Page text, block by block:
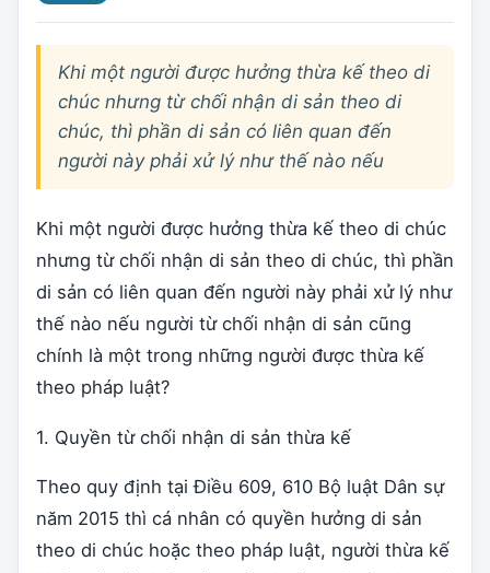
Khi một người được hưởng thừa kế theo di
chúc nhưng từ chối nhận di sản theo di
chúc, thì phần di sản có liên quan đến
người này phải xử lý như thế nào nếu
Khi một người được hưởng thừa kế theo di chúc
nhưng từ chối nhận di sản theo di chúc, thì phần
di sản có liên quan đến người này phải xử lý như
thế nào nếu người từ chối nhận di sản cũng
chính là một trong những người được thừa kế
theo pháp luật?
1. Quyền từ chối nhận di sản thừa kế
Theo quy định tại Điều 609, 610 Bộ luật Dân sự
năm 2015 thì cá nhân có quyền hưởng di sản
theo di chúc hoặc theo pháp luật, người thừa kế